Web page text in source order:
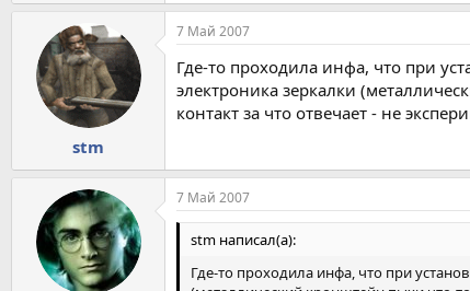
stm
7 Май 2007
Где-то проходила инфа, что при
электроника зеркалки
контакт за что отвечает - не
7 Май 2007
stm написал(а):
Где-то проходила инфа, что при